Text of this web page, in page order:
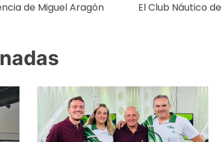
de Miguel Aragón
El Club Náutico